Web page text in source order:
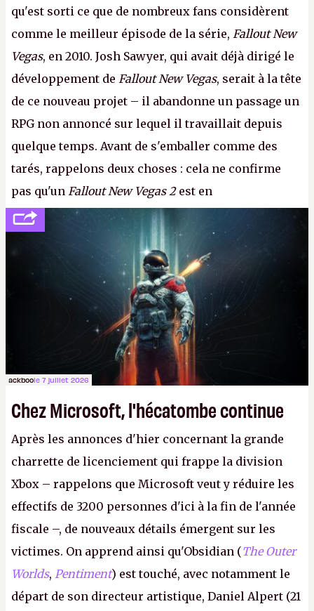
qu'est sorti ce que de nombreux fans considèrent
comme le meilleur épisode de la série, Fallout New
Vegas, en 2010. Josh Sawyer, qui avait déjà dirigé le
développement de Fallout New Vegas, serait à la tête
de ce nouveau projet – il abandonne un passage un
RPG non annoncé sur lequel il travaillait depuis
quelque temps. Avant de s'emballer comme des
tarés, rappelons deux choses : cela ne confirme
pas qu'un Fallout New Vegas 2est en
développement (pour ce que l'on sait, ils bossent
peut-être sur
Fallout Football ou
Fallout vs. Les
Lapins Crétins) et l'Obsidian d'aujourd'hui n'est plus
le même studio qu'il y a 15 ans. Mais bon, OK, on
peut commencer à fantasmer.A.
ackboole 7 juillet 2026
Chez Microsoft, l'hécatombe continue
Après les annonces d'hier concernant la grande
charrette de licenciement qui frappe la division
Xbox – rappelons que Microsoft veut y réduire les
effectifs de 3200 personnes d'ici à la fin de l'année
fiscale –, de nouveaux détails émergent sur les
victimes. On apprend ainsi qu'Obsidian (The Outer
Worlds, Pentiment) est touché, avec notamment le
départ de son directeur artistique, Daniel Alpert (21